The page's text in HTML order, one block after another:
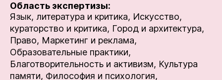
Область экспертизы:
Язык, литература и критика, Искусство,
кураторство и критика, Город и архитектура,
Право, Маркетинг и реклама,
Образовательные практики,
Благотворительность и активизм, Культура
памяти, Философия и психология,